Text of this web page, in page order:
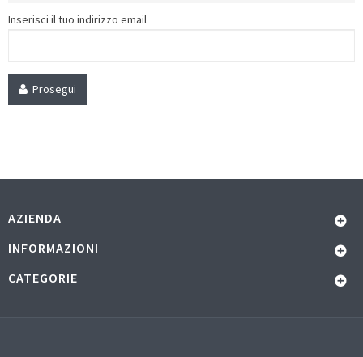
Inserisci il tuo indirizzo email
Prosegui
AZIENDA
INFORMAZIONI
CATEGORIE